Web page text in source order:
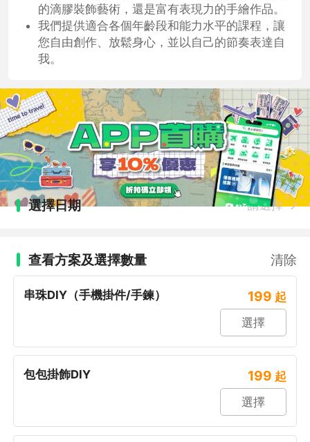
的滴膠裝飾藝術，還是富有表現力的手繪作品。
我們提供適合各個年齡段和能力水平的課程，讓
您自由創作、放鬆身心，並以自己的節奏表達自
我。
選擇日期 請選擇
查看方案及選擇數量 清除
串珠DIY（手機掛件/手鍊） 199 起
選擇
包包掛飾DIY 199 起
選擇